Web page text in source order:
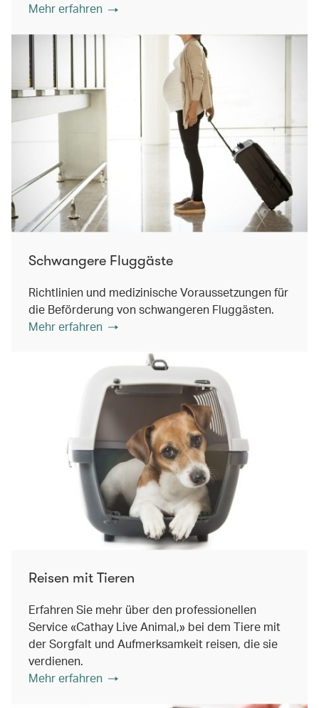
Mehr erfahren
Schwangere Fluggäste
Richtlinien und medizinische Voraussetzungen für
die Beförderung von schwangeren Fluggästen.
Mehr erfahren
Reisen mit Tieren
Erfahren Sie mehr über den professionellen
Service «Cathay Live Animal,» bei dem Tiere mit
der Sorgfalt und Aufmerksamkeit reisen, die sie
verdienen.
Mehr erfahren